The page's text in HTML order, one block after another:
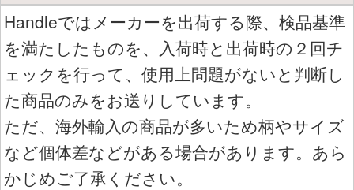
Handleではメーカーを出荷する際、検品基準
を満たしたものを、入荷時と出荷時の２回チ
ェックを行って、使用上問題がないと判断し
た商品のみをお送りしています。
ただ、海外輸入の商品が多いため柄やサイズ
など個体差などがある場合があります。あら
かじめご了承ください。